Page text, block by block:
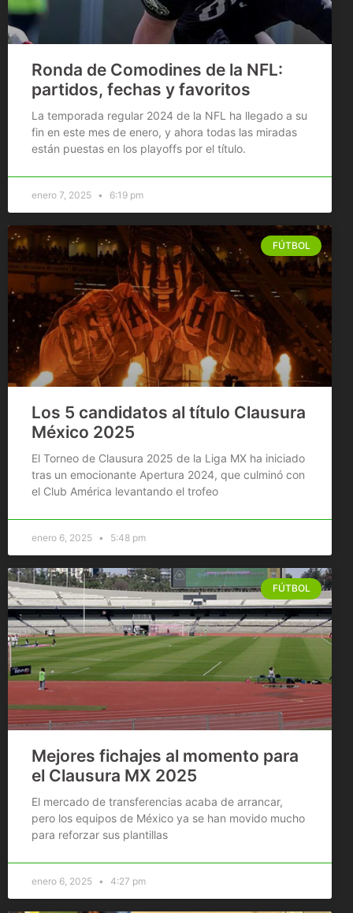
Ronda de Comodines de la NFL:
partidos, fechas y favoritos
La temporada regular 2024 de la NFL ha llegado a su
fin en este mes de enero, y ahora todas las miradas
están puestas en los playoffs por el título.
enero 7, 2025 6:19 pm
FÚTBOL
Los 5 candidatos al título Clausura
México 2025
El Torneo de Clausura 2025 de la Liga MX ha iniciado
tras un emocionante Apertura 2024, que culminó con
el Club América levantando el trofeo
enero 6, 2025 5:48 pm
FÚTBOL
Mejores fichajes al momento para
el Clausura MX 2025
El mercado de transferencias acaba de arrancar,
pero los equipos de México ya se han movido mucho
para reforzar sus plantillas
enero 6, 2025 4:27 pm